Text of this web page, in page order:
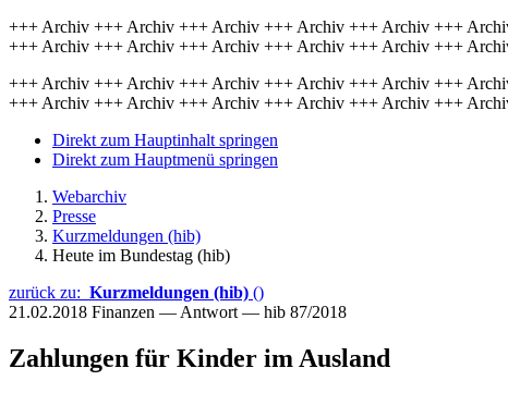
+++ Archiv +++ Archiv +++ Archiv +++ Archiv +++ Archiv +++
+++ Archiv +++ Archiv +++ Archiv +++ Archiv +++ Archiv +++
+++ Archiv +++ Archiv +++ Archiv +++ Archiv +++ Archiv +++
+++ Archiv +++ Archiv +++ Archiv +++ Archiv +++ Archiv +++
Direkt zum Hauptinhalt springen
Direkt zum Hauptmenü springen
Webarchiv
Presse
Kurzmeldungen (hib)
Heute im Bundestag (hib)
zurück zu: Kurzmeldungen (hib) ()
21.02.2018 Finanzen — Antwort — hib 87/2018
Zahlungen für Kinder im Ausland